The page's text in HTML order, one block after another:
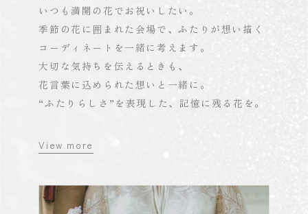
いつも満開の花でお祝いしたい。
季節の花に囲まれた会場で、ふたりが想い描く
コーディネートを一緒に考えます。
大切な気持ちを伝えるときも、
花言葉に込められた想いと一緒に。
“ふたりらしさ”を表現した、記憶に残る花を。
View more